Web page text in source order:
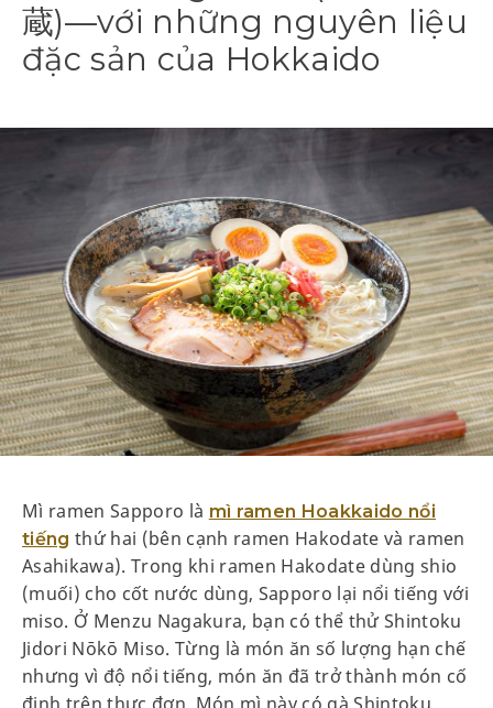
蔵)—với những nguyên liệu
đặc sản của Hokkaido
Mì ramen Sapporo là mì ramen Hoakkaido nổi
tiếng thứ hai (bên cạnh ramen Hakodate và ramen
Asahikawa). Trong khi ramen Hakodate dùng shio
(muối) cho cốt nước dùng, Sapporo lại nổi tiếng với
miso. Ở Menzu Nagakura, bạn có thể thử Shintoku
Jidori Nōkō Miso. Từng là món ăn số lượng hạn chế
nhưng vì độ nổi tiếng, món ăn đã trở thành món cố